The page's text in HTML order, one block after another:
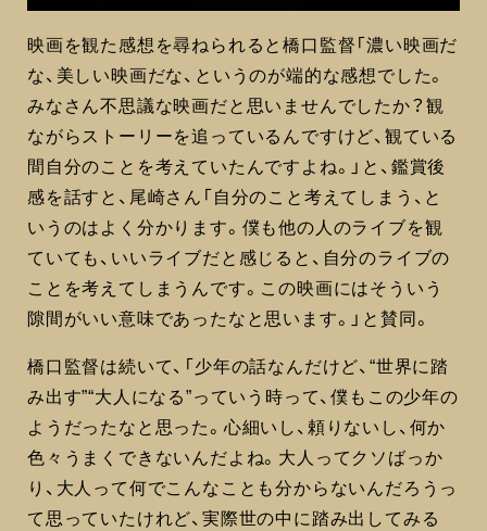
映画を観た感想を尋ねられると橋口監督「濃い映画だ
な、美しい映画だな、というのが端的な感想でした。
みなさん不思議な映画だと思いませんでしたか？観
ながらストーリーを追っているんですけど、観ている
間自分のことを考えていたんですよね。」と、鑑賞後
感を話すと、尾崎さん「自分のこと考えてしまう、と
いうのはよく分かります。僕も他の人のライブを観
ていても、いいライブだと感じると、自分のライブの
ことを考えてしまうんです。この映画にはそういう
隙間がいい意味であったなと思います。」と賛同。
橋口監督は続いて、「少年の話なんだけど、“世界に踏
み出す”“大人になる”っていう時って、僕もこの少年の
ようだったなと思った。心細いし、頼りないし、何か
色々うまくできないんだよね。大人ってクソばっか
り、大人って何でこんなことも分からないんだろうっ
て思っていたけれど、実際世の中に踏み出してみる